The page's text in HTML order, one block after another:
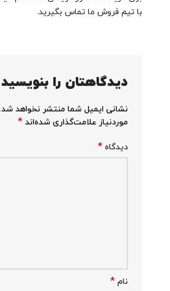
با تیم فروش ما تماس بگیرید.
دیدگاهتان را بنویسید
نشانی ایمیل شما منتشر نخواهد شد.
موردنیاز علامت‌گذاری شده‌اند *
دیدگاه *
نام *